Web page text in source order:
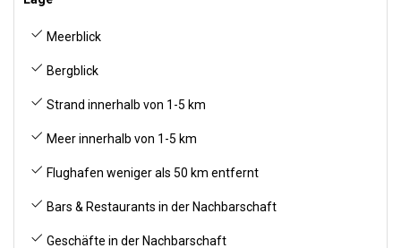
Meerblick
Bergblick
Strand innerhalb von 1-5 km
Meer innerhalb von 1-5 km
Flughafen weniger als 50 km entfernt
Bars & Restaurants in der Nachbarschaft
Geschäfte in der Nachbarschaft